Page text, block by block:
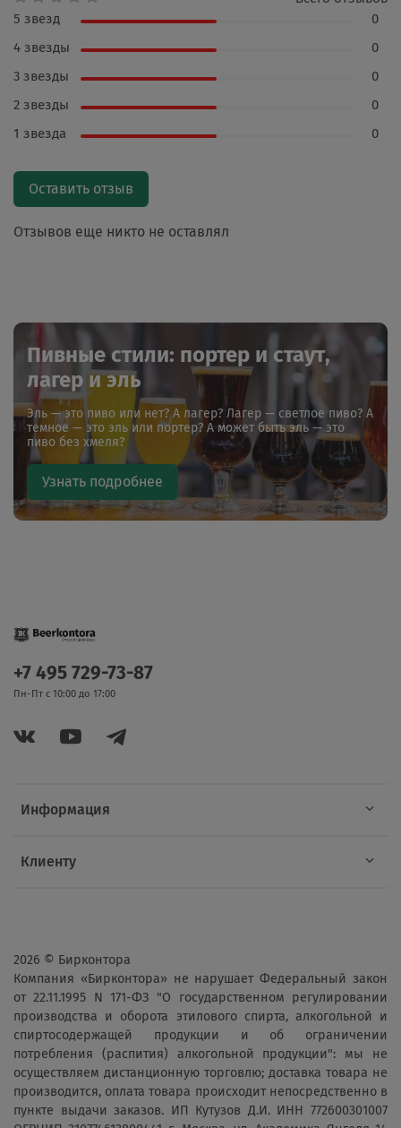
Отзывов еще никто не оставлял
5 звезд
0
4 звезды
0
3 звезды
0
2 звезды
0
1 звезда
0
Оставить отзыв
Пивные стили: портер и стаут,
лагер и эль
Эль — это пиво или нет? А лагер? Лагер — светлое пиво? А
темное — это эль или портер? А может быть эль — это
пиво без хмеля?
Узнать подробнее
Информация
Клиенту
+7 495 729-73-87
Пн-Пт с 10:00 до 17:00
2026 © Бирконтора
Компания «Бирконтора» не нарушает Федеральный закон
от 22.11.1995 N 171-ФЗ "О государственном регулировании
производства и оборота этилового спирта, алкогольной и
спиртосодержащей продукции и об ограничении
потребления (распития) алкогольной продукции": мы не
осуществляем дистанционную торговлю; доставка товара не
производится, оплата товара происходит непосредственно в
пункте выдачи заказов. ИП Кутузов Д.И. ИНН 772600301007